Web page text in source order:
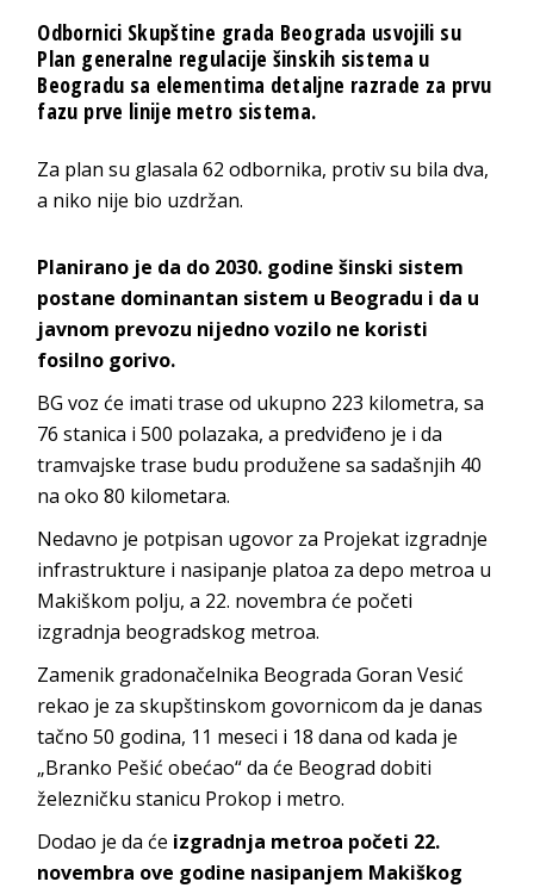
Odbornici Skupštine grada Beograda usvojili su
Plan generalne regulacije šinskih sistema u
Beogradu sa elementima detaljne razrade za prvu
fazu prve linije metro sistema.
Za plan su glasala 62 odbornika, protiv su bila dva,
a niko nije bio uzdržan.
Planirano je da do 2030. godine šinski sistem
postane dominantan sistem u Beogradu i da u
javnom prevozu nijedno vozilo ne koristi
fosilno gorivo.
BG voz će imati trase od ukupno 223 kilometra, sa
76 stanica i 500 polazaka, a predviđeno je i da
tramvajske trase budu produžene sa sadašnjih 40
na oko 80 kilometara.
Nedavno je potpisan ugovor za Projekat izgradnje
infrastrukture i nasipanje platoa za depo metroa u
Makiškom polju, a 22. novembra će početi
izgradnja beogradskog metroa.
Zamenik gradonačelnika Beograda Goran Vesić
rekao je za skupštinskom govornicom da je danas
tačno 50 godina, 11 meseci i 18 dana od kada je
„Branko Pešić obećao“ da će Beograd dobiti
železničku stanicu Prokop i metro.
Dodao je da će izgradnja metroa početi 22.
novembra ove godine nasipanjem Makiškog